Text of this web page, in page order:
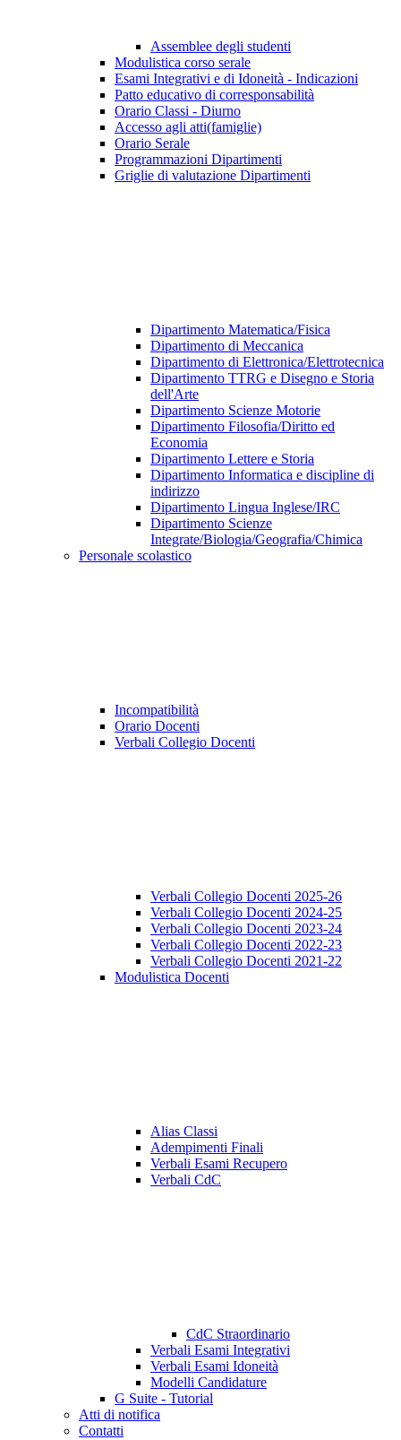
Assemblee degli studenti
Modulistica corso serale
Esami Integrativi e di Idoneità - Indicazioni
Patto educativo di corresponsabilità
Orario Classi - Diurno
Accesso agli atti(famiglie)
Orario Serale
Programmazioni Dipartimenti
Griglie di valutazione Dipartimenti
Dipartimento Matematica/Fisica
Dipartimento di Meccanica
Dipartimento di Elettronica/Elettrotecnica
Dipartimento TTRG e Disegno e Storia
dell'Arte
Dipartimento Scienze Motorie
Dipartimento Filosofia/Diritto ed
Economia
Dipartimento Lettere e Storia
Dipartimento Informatica e discipline di
indirizzo
Dipartimento Lingua Inglese/IRC
Dipartimento Scienze
Integrate/Biologia/Geografia/Chimica
Personale scolastico
Incompatibilità
Orario Docenti
Verbali Collegio Docenti
Verbali Collegio Docenti 2025-26
Verbali Collegio Docenti 2024-25
Verbali Collegio Docenti 2023-24
Verbali Collegio Docenti 2022-23
Verbali Collegio Docenti 2021-22
Modulistica Docenti
Alias Classi
Adempimenti Finali
Verbali Esami Recupero
Verbali CdC
CdC Straordinario
Verbali Esami Integrativi
Verbali Esami Idoneità
Modelli Candidature
G Suite - Tutorial
Atti di notifica
Contatti